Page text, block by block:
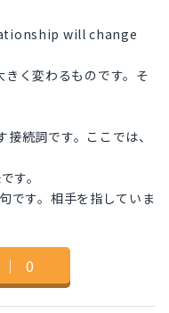
will change
く変わるものです。そ
続詞です。ここでは、
す。
す。相手を指していま
｜ 0